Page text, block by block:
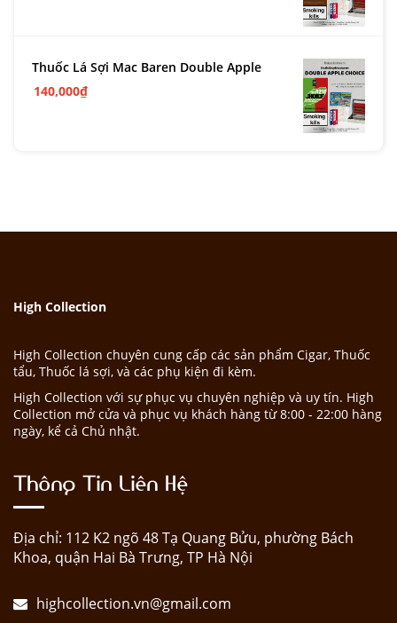
Thuốc Lá Sợi Mac Baren Double Apple
140,000₫
High Collection
High Collection chuyên cung cấp các sản phẩm Cigar, Thuốc
tẩu, Thuốc lá sợi, và các phụ kiện đi kèm.
High Collection với sự phục vụ chuyên nghiệp và uy tín. High
Collection mở cửa và phục vụ khách hàng từ 8:00 - 22:00 hàng
ngày, kể cả Chủ nhật.
Thông Tin Liên Hệ
Địa chỉ: 112 K2 ngõ 48 Tạ Quang Bửu, phường Bách
Khoa, quận Hai Bà Trưng, TP Hà Nội
highcollection.vn@gmail.com